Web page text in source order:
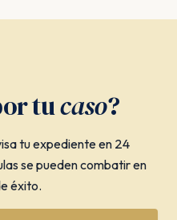
tucaso?
tu expediente en 24
se pueden combatir en
éxito.